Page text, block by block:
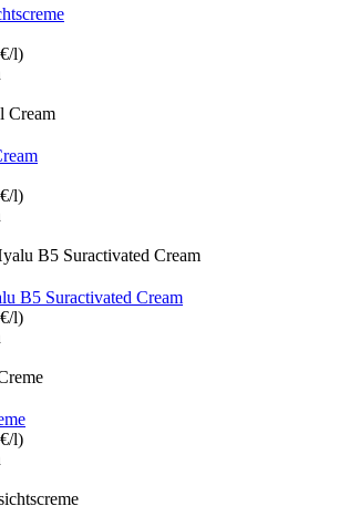
l)
l)
B5 Suractivated Cream
l)
l)